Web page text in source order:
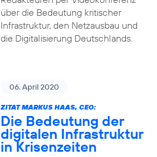
über die Bedeutung kritischer
Infrastruktur, den Netzausbau und
die Digitalisierung Deutschlands.
06. April 2020
ZITAT MARKUS HAAS, CEO:
Die Bedeutung der
digitalen Infrastruktur
in Krisenzeiten